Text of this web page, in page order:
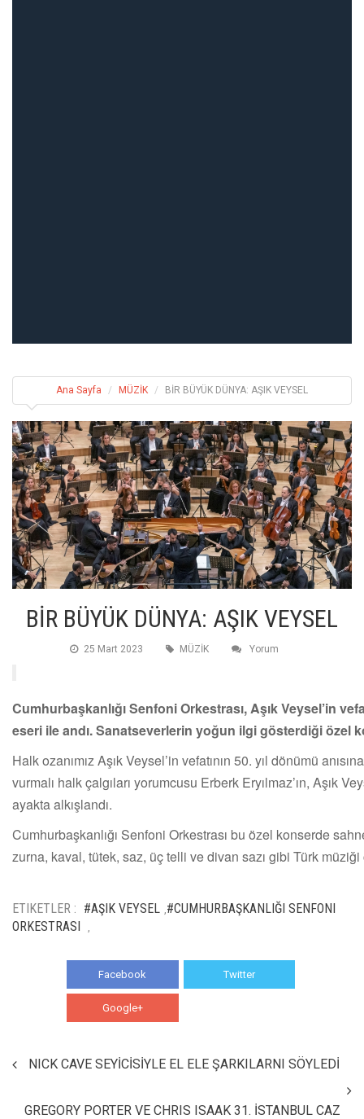
Ana Sayfa MÜZİK BİR BÜYÜK DÜNYA: AŞIK VEYSEL
BİR BÜYÜK DÜNYA: AŞIK VEYSEL
25 Mart 2023 MÜZİK Yorum
Cumhurbaşkanlığı Senfoni Orkestrası, Aşık Veysel’in
eseri ile andı. Sanatseverlerin yoğun ilgi gösterdiği özel
Halk ozanımız Aşık Veysel’in vefatının 50. yıl dönümü
vurmalı halk çalgıları yorumcusu Erberk Eryılmaz’ın, Aşık
ayakta alkışlandı.
Cumhurbaşkanlığı Senfoni Orkestrası bu özel konserde
zurna, kaval, tütek, saz, üç telli ve divan sazı gibi Türk
ETIKETLER : #AŞIK VEYSEL #CUMHURBAŞKANLIĞI SENFONI
ORKESTRASI
Facebook Twitter
Google+
NICK CAVE SEYİCİSİYLE EL ELE ŞARKILARNI SÖYLEDİ
GREGORY PORTER VE CHRIS ISAAK 31. İSTANBUL CAZ